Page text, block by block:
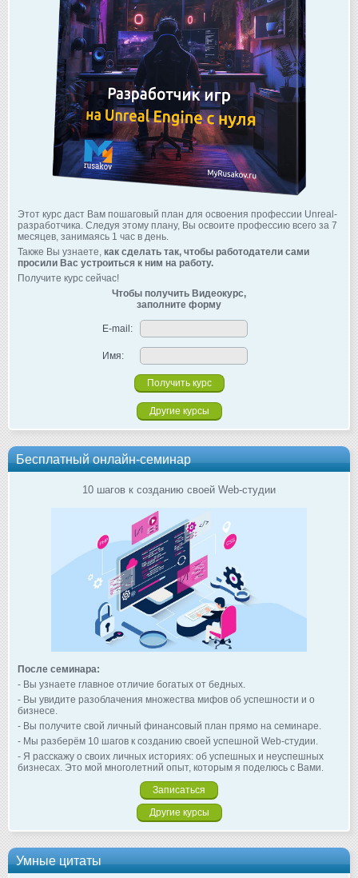
Этот курс даст Вам пошаговый план для освоения профессии Unreal-
разработчика. Следуя этому плану, Вы освоите профессию всего за 7
месяцев, занимаясь 1 час в день.
Также Вы узнаете, как сделать так, чтобы работодатели сами
просили Вас устроиться к ним на работу.
Получите курс сейчас!
Чтобы получить Видеокурс,
заполните форму
E-mail:
Имя:
Другие курсы
Бесплатный онлайн-семинар
10 шагов к созданию своей Web-студии
После семинара:
- Вы узнаете главное отличие богатых от бедных.
- Вы увидите разоблачения множества мифов об успешности и о
бизнесе.
- Вы получите свой личный финансовый план прямо на семинаре.
- Мы разберём 10 шагов к созданию своей успешной Web-студии.
- Я расскажу о своих личных историях: об успешных и неуспешных
бизнесах. Это мой многолетний опыт, которым я поделюсь с Вами.
Записаться
Другие курсы
Умные цитаты